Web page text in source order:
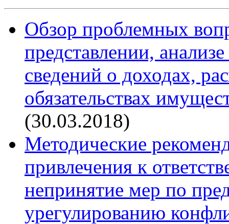
Обзор проблемных
представлении,
сведений о доходах,
обязательствах
(30.03.2018)
Методические
привлечения к
непринятие мер по
урегулированию